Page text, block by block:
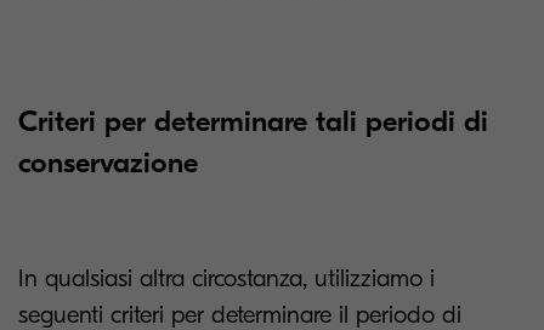
Criteri per determinare tali periodi di
conservazione
In qualsiasi altra circostanza, utilizziamo i
seguenti criteri per determinare il periodo di